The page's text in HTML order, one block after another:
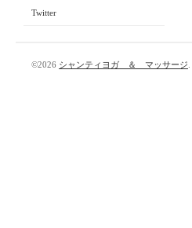
Twitter
©2026 シャンティヨガ ＆ マッサージ